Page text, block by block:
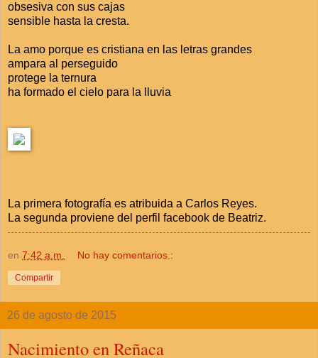
obsesiva con sus cajas
sensible hasta la cresta.
La amo porque es cristiana en las letras grandes
ampara al perseguido
protege la ternura
ha formado el cielo para la lluvia
La primera fotografía es atribuida a Carlos Reyes.
La segunda proviene del perfil facebook de Beatriz.
en 7:42 a.m. No hay comentarios.:
Compartir
26 de agosto de 2015
Nacimiento en Reñaca